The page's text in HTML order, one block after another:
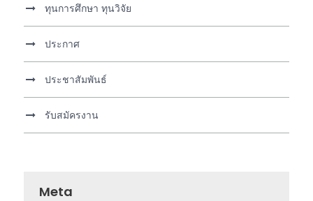
ทุนการศึกษา ทุนวิจัย
ประกาศ
ประชาสัมพันธ์
รับสมัครงาน
Meta